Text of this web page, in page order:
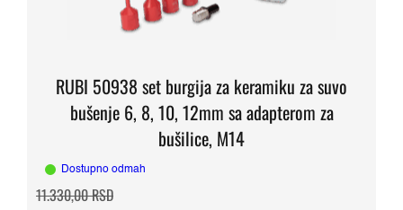
RUBI 50938 set burgija za keramiku za suvo
bušenje 6, 8, 10, 12mm sa adapterom za
bušilice, M14
Dostupno odmah
11.330,00RSDOriginalna
cena
Trenutna
cena